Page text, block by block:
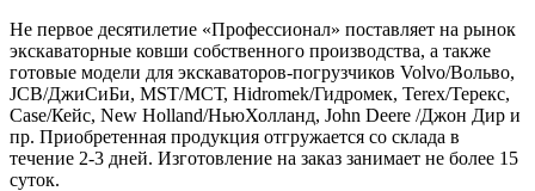
Не первое десятилетие «Профессионал» поставляет на рынок
экскаваторные ковши собственного производства, а также
готовые модели для экскаваторов-погрузчиков Volvo/Вольво,
JCB/ДжиСиБи, MST/МСТ, Hidromek/Гидромек, Terex/Терекс,
Case/Кейс, New Holland/НьюХолланд, John Deere /Джон Дир и
пр. Приобретенная продукция отгружается со склада в
течение 2-3 дней. Изготовление на заказ занимает не более 15
суток.